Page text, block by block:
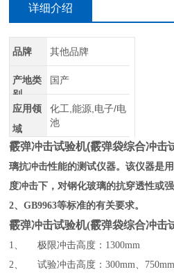
详细介绍
品牌 其他品牌
产地类
别
国产
应用领
域
化工,能源,电子/电
池
霰弹冲击试验机(霰弹袋综合冲击
璃抗冲击性能的测试仪器。该仪器是
度冲击下，对钢化玻璃的抗穿透性或
2、GB9963等标准的有关要求。
霰弹冲击试验机(霰弹袋综合冲击
1、 极限冲击高度：1300mm
2、 试验冲击高度：300mm、750mm